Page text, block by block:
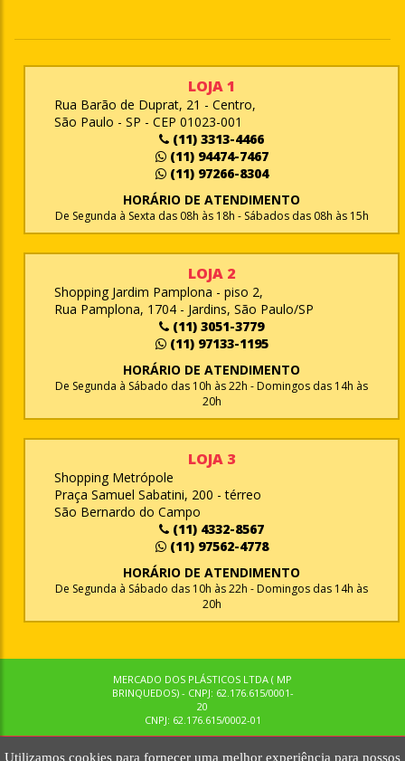
Utilizamos cookies para fornecer uma melhor experiência para nossos
LOJA 1
Rua Barão de Duprat, 21 - Centro,
São Paulo - SP - CEP 01023-001
(11) 3313-4466
(11) 94474-7467
(11) 97266-8304
HORÁRIO DE ATENDIMENTO
De Segunda à Sexta das 08h às 18h - Sábados das 08h às 15h
LOJA 2
Shopping Jardim Pamplona - piso 2,
Rua Pamplona, 1704 - Jardins, São Paulo/SP
(11) 3051-3779
(11) 97133-1195
HORÁRIO DE ATENDIMENTO
De Segunda à Sábado das 10h às 22h - Domingos das 14h às
20h
LOJA 3
Shopping Metrópole
Praça Samuel Sabatini, 200 - térreo
São Bernardo do Campo
(11) 4332-8567
(11) 97562-4778
HORÁRIO DE ATENDIMENTO
De Segunda à Sábado das 10h às 22h - Domingos das 14h às
20h
MERCADO DOS PLÁSTICOS LTDA ( MP
BRINQUEDOS) - CNPJ: 62.176.615/0001-
20
CNPJ: 62.176.615/0002-01